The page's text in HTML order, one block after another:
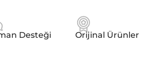
Desteği Orijinal Ürünler